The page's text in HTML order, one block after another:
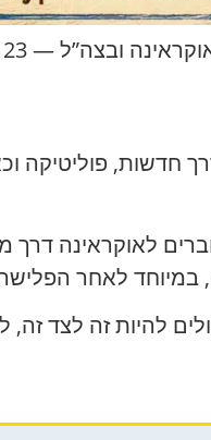
— 23 ביולי 2026
חדשות, פוליטיקה
לאוקראינה
במיוחד לאחר
להיות זה לצד זה,